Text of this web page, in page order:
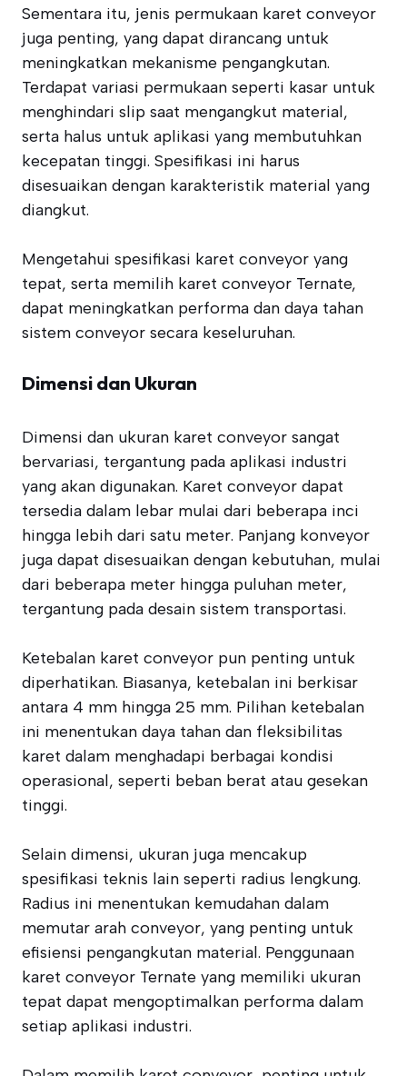
Sementara itu, jenis permukaan karet conveyor
juga penting, yang dapat dirancang untuk
meningkatkan mekanisme pengangkutan.
Terdapat variasi permukaan seperti kasar untuk
menghindari slip saat mengangkut material,
serta halus untuk aplikasi yang membutuhkan
kecepatan tinggi. Spesifikasi ini harus
disesuaikan dengan karakteristik material yang
diangkut.
Mengetahui spesifikasi karet conveyor yang
tepat, serta memilih karet conveyor Ternate,
dapat meningkatkan performa dan daya tahan
sistem conveyor secara keseluruhan.
Dimensi dan Ukuran
Dimensi dan ukuran karet conveyor sangat
bervariasi, tergantung pada aplikasi industri
yang akan digunakan. Karet conveyor dapat
tersedia dalam lebar mulai dari beberapa inci
hingga lebih dari satu meter. Panjang konveyor
juga dapat disesuaikan dengan kebutuhan, mulai
dari beberapa meter hingga puluhan meter,
tergantung pada desain sistem transportasi.
Ketebalan karet conveyor pun penting untuk
diperhatikan. Biasanya, ketebalan ini berkisar
antara 4 mm hingga 25 mm. Pilihan ketebalan
ini menentukan daya tahan dan fleksibilitas
karet dalam menghadapi berbagai kondisi
operasional, seperti beban berat atau gesekan
tinggi.
Selain dimensi, ukuran juga mencakup
spesifikasi teknis lain seperti radius lengkung.
Radius ini menentukan kemudahan dalam
memutar arah conveyor, yang penting untuk
efisiensi pengangkutan material. Penggunaan
karet conveyor Ternate yang memiliki ukuran
tepat dapat mengoptimalkan performa dalam
setiap aplikasi industri.